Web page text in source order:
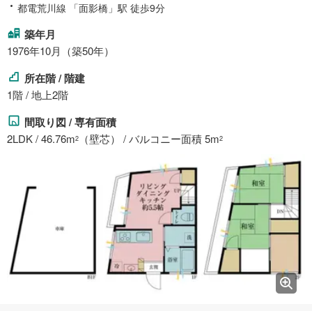
都電荒川線 「面影橋」駅 徒歩9分
築年月
1976年10月（築50年）
所在階 / 階建
1階 / 地上2階
間取り図 / 専有面積
2LDK / 46.76m2 （壁芯） / バルコニー面積 5m2